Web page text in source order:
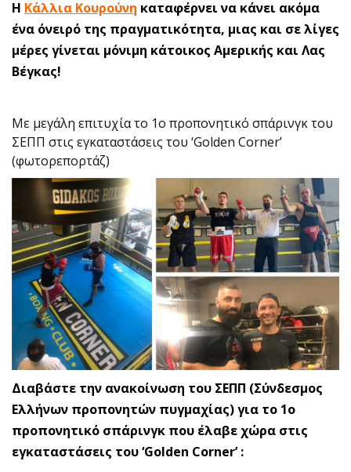
Η Κάλλια Κουρούνη καταφέρνει να κάνει ακόμα
ένα όνειρό της πραγματικότητα, μιας και σε λίγες
μέρες γίνεται μόνιμη κάτοικος Αμερικής και Λας
Βέγκας!
Με μεγάλη επιτυχία το 1ο προπονητικό σπάρινγκ του
ΣΕΠΠ στις εγκαταστάσεις του ‘Golden Corner’
(φωτορεπορτάζ)
Διαβάστε την ανακοίνωση του ΣΕΠΠ (Σύνδεσμος
Ελλήνων προπονητών πυγμαχίας) για το 1ο
προπονητικό σπάρινγκ που έλαβε χώρα στις
εγκαταστάσεις του ‘Golden Corner’ :